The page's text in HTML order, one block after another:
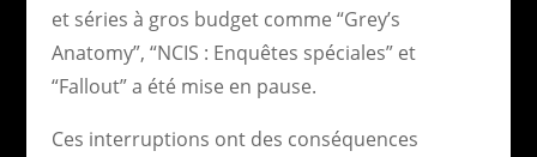
et séries à gros budget comme “Grey’s
Anatomy”, “NCIS : Enquêtes spéciales” et
“Fallout” a été mise en pause.
Ces interruptions ont des conséquences